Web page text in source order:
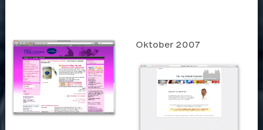
Oktober 2007